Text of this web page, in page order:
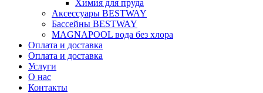
Химия для пруда
Аксессуары BESTWAY
Бассейны BESTWAY
MAGNAPOOL вода без хлора
Оплата и доставка
Оплата и доставка
Услуги
О нас
Контакты